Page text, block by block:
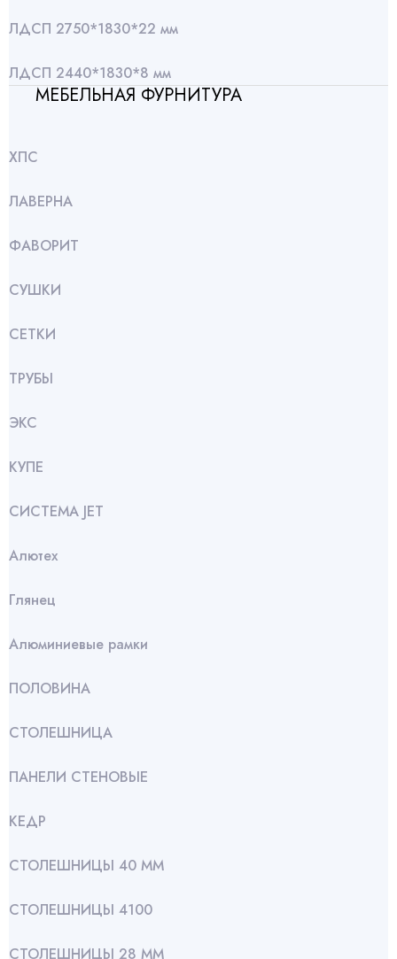
ЛДСП 2750*1830*22 мм
ЛДСП 2440*1830*8 мм
МЕБЕЛЬНАЯ ФУРНИТУРА
ХПС
ЛАВЕРНА
ФАВОРИТ
СУШКИ
СЕТКИ
ТРУБЫ
ЭКС
КУПЕ
СИСТЕМА JET
Алютех
Глянец
Алюминиевые рамки
ПОЛОВИНА
СТОЛЕШНИЦА
ПАНЕЛИ СТЕНОВЫЕ
КЕДР
СТОЛЕШНИЦЫ 40 ММ
СТОЛЕШНИЦЫ 4100
СТОЛЕШНИЦЫ 28 ММ